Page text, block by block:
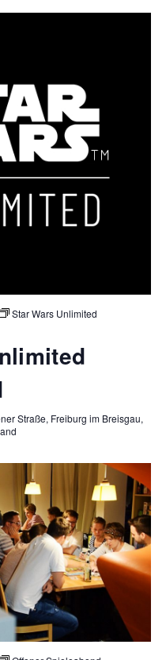
Star Wars Unlimited
Straße, Freiburg im Breisgau,